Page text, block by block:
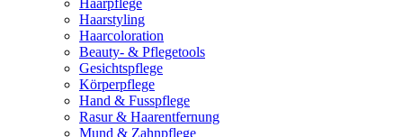
Haarpflege
Haarstyling
Haarcoloration
Beauty- & Pflegetools
Gesichtspflege
Körperpflege
Hand & Fusspflege
Rasur & Haarentfernung
Mund & Zahnpflege